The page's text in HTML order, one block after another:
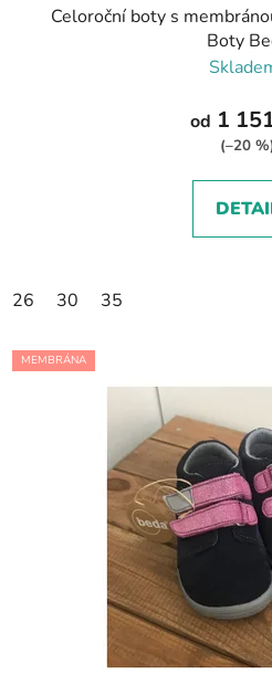
Celoroční boty s
Boty
od 1
(–20
26 30 35
MEMBRÁNA